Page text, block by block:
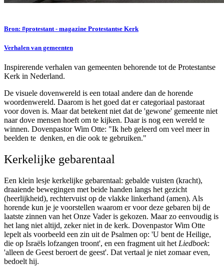
Bron: #protestant - magazine Protestantse Kerk
Verhalen van gemeenten
Inspirerende verhalen van gemeenten behorende tot de Protestantse
Kerk in Nederland.
De visuele dovenwereld is een totaal andere dan de horende
woordenwereld. Daarom is het goed dat er categoriaal pastoraat
voor doven is. Maar dat betekent niet dat de 'gewone' gemeente niet
naar dove mensen hoeft om te kijken. Daar is nog een wereld te
winnen. Dovenpastor Wim Otte: "Ik heb geleerd om veel meer in
beelden te denken, en die ook te gebruiken."
Kerkelijke gebarentaal
Een klein lesje kerkelijke gebarentaal: gebalde vuisten (kracht),
draaiende bewegingen met beide handen langs het gezicht
(heerlijkheid), rechtervuist op de vlakke linkerhand (amen). Als
horende kun je je voorstellen waarom er voor deze gebaren bij de
laatste zinnen van het Onze Vader is gekozen. Maar zo eenvoudig is
het lang niet altijd, zeker niet in de kerk. Dovenpastor Wim Otte
lepelt als voorbeeld een zin uit de Psalmen op: 'U bent de Heilige,
die op Israëls lofzangen troont', en een fragment uit het Liedboek:
'alleen de Geest beroert de geest'. Dat vertaal je niet zomaar even,
bedoelt hij.